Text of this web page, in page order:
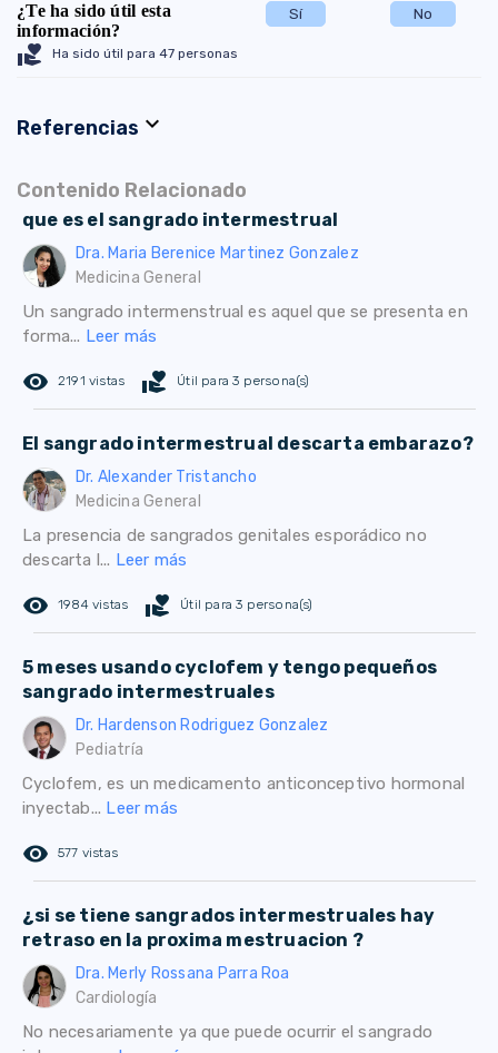
¿Te ha sido útil esta
información?
Sí No
volunteer_activism Ha sido útil para 47 personas
Referencias expand_more
Contenido Relacionado
que es el sangrado intermestrual
Dra. Maria Berenice Martinez Gonzalez
Medicina General
Un sangrado intermenstrual es aquel que se presenta en
forma... Leer más
remove_red_eye 2191 vistas volunteer_activism Útil para 3 persona(s)
El sangrado intermestrual descarta embarazo?
Dr. Alexander Tristancho
Medicina General
La presencia de sangrados genitales esporádico no
descarta l... Leer más
remove_red_eye 1984 vistas volunteer_activism Útil para 3 persona(s)
5 meses usando cyclofem y tengo pequeños
sangrado intermestruales
Dr. Hardenson Rodriguez Gonzalez
Pediatría
Cyclofem, es un medicamento anticonceptivo hormonal
inyectab... Leer más
remove_red_eye 577 vistas
¿si se tiene sangrados intermestruales hay
retraso en la proxima mestruacion ?
Dra. Merly Rossana Parra Roa
Cardiología
No necesariamente ya que puede ocurrir el sangrado